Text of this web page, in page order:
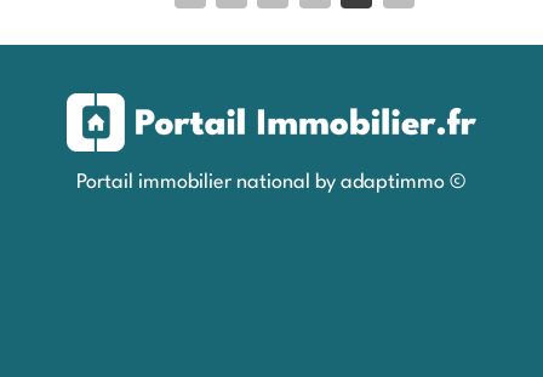
Portail immobilier national by adaptimmo ©